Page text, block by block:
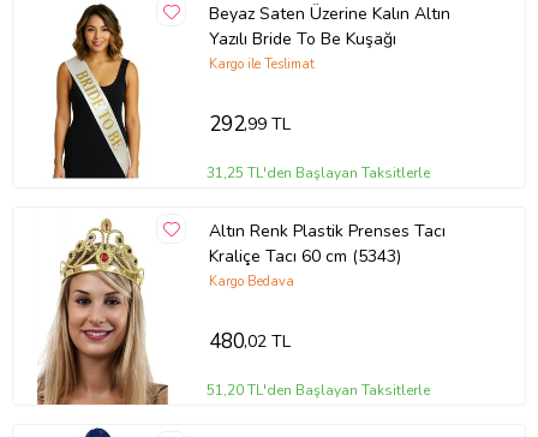
Beyaz Saten Üzerine Kalın Altın
Yazılı Bride To Be Kuşağı
Kargo ile Teslimat
292,99 TL
31,25 TL'den Başlayan Taksitlerle
Altın Renk Plastik Prenses Tacı
Kraliçe Tacı 60 cm (5343)
Kargo Bedava
480,02 TL
51,20 TL'den Başlayan Taksitlerle